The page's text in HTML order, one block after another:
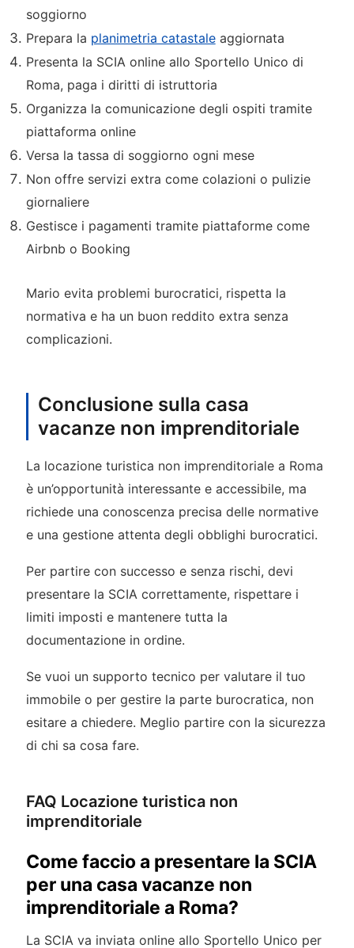
soggiorno
Prepara la planimetria catastaleaggiornata
Presenta la SCIA online allo Sportello Unico di
Roma, paga i diritti di istruttoria
Organizza la comunicazione degli ospiti tramite
piattaforma online
Versa la tassa di soggiorno ogni mese
Non offre servizi extra come colazioni o pulizie
giornaliere
Gestisce i pagamenti tramite piattaforme come
Airbnb o Booking
Mario evita problemi burocratici, rispetta la
normativa e ha un buon reddito extra senza
complicazioni.
Conclusione sulla casa
vacanze non imprenditoriale
La locazione turistica non imprenditoriale a Roma
è un’opportunità interessante e accessibile, ma
richiede una conoscenza precisa delle normative
e una gestione attenta degli obblighi burocratici.
Per partire con successo e senza rischi, devi
presentare la SCIA correttamente, rispettare i
limiti imposti e mantenere tutta la
documentazione in ordine.
Se vuoi un supporto tecnico per valutare il tuo
immobile o per gestire la parte burocratica, non
esitare a chiedere. Meglio partire con la sicurezza
di chi sa cosa fare.
FAQ Locazione turistica non
imprenditoriale
Come faccio a presentare la SCIA
per una casa vacanze non
imprenditoriale a Roma?
La SCIA va inviata online allo Sportello Unico per